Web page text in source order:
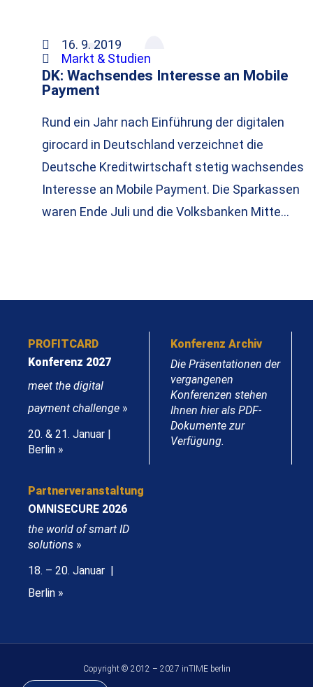
16. 9. 2019
Markt & Studien
DK: Wachsendes Interesse an Mobile
Payment
Rund ein Jahr nach Einführung der digitalen
girocard in Deutschland verzeichnet die
Deutsche Kreditwirtschaft stetig wachsendes
Interesse an Mobile Payment. Die Sparkassen
waren Ende Juli und die Volksbanken Mitte…
PROFITCARD
Konferenz 2027
meet the digital
payment challenge »
20. & 21. Januar |
Berlin »
Konferenz Archiv
Die Präsentationen der
vergangenen
Konferenzen stehen
Ihnen hier als PDF-
Dokumente zur
Verfügung.
Partnerveranstaltung
OMNISECURE 2026
the world of smart ID
solutions »
18. – 20. Januar |
Berlin »
Copyright © 2012 – 2027 inTIME berlin